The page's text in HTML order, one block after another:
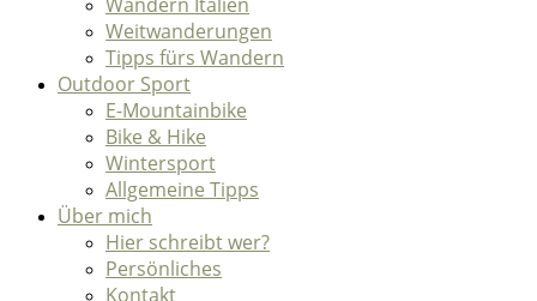
Weitwanderungen
Tipps fürs Wandern
Outdoor Sport
E-Mountainbike
Bike & Hike
Wintersport
Allgemeine Tipps
Über mich
Hier schreibt wer?
Persönliches
Kontakt